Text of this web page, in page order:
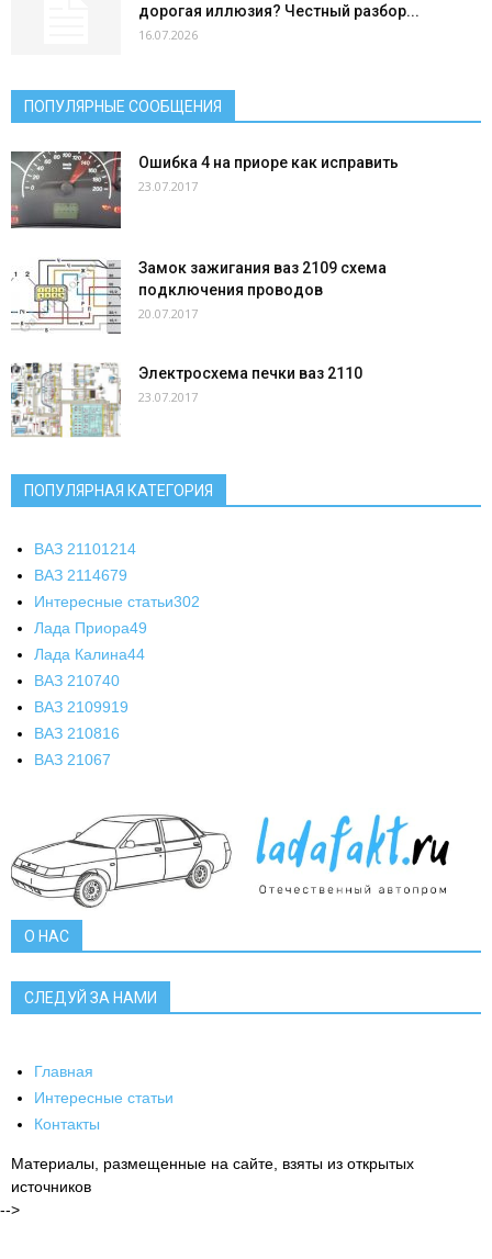
дорогая иллюзия? Честный разбор...
16.07.2026
ПОПУЛЯРНЫЕ СООБЩЕНИЯ
Ошибка 4 на приоре как исправить
23.07.2017
Замок зажигания ваз 2109 схема
подключения проводов
20.07.2017
Электросхема печки ваз 2110
23.07.2017
ПОПУЛЯРНАЯ КАТЕГОРИЯ
ВАЗ 21101214
ВАЗ 2114679
Интересные статьи302
Лада Приора49
Лада Калина44
ВАЗ 210740
ВАЗ 2109919
ВАЗ 210816
ВАЗ 21067
О НАС
СЛЕДУЙ ЗА НАМИ
Главная
Интересные статьи
Контакты
Материалы, размещенные на сайте, взяты из открытых
источников
-->